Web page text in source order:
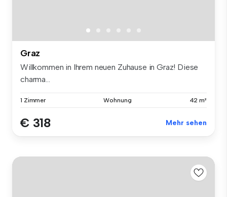
Graz
Willkommen in Ihrem neuen Zuhause in Graz! Diese
charma...
1 Zimmer Wohnung 42 m²
€ 318 Mehr sehen